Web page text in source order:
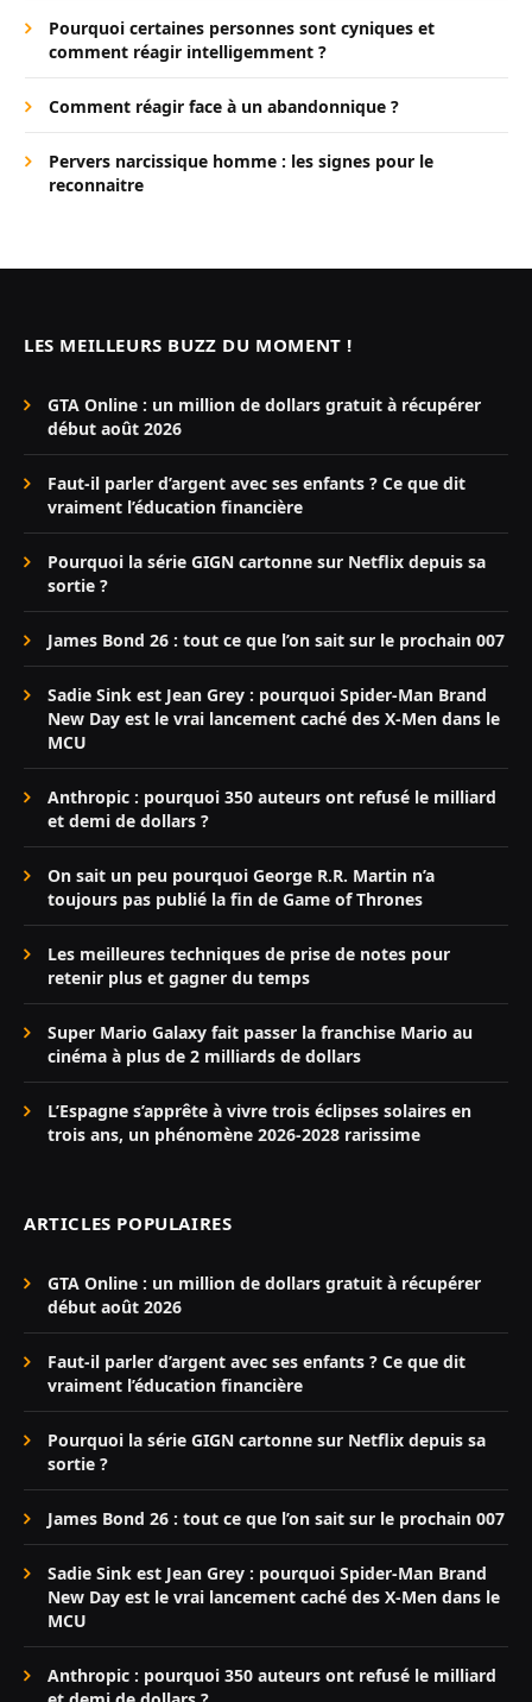
Pourquoi certaines personnes sont cyniques et
comment réagir intelligemment ?
Comment réagir face à un abandonnique ?
Pervers narcissique homme : les signes pour le
reconnaitre
LES MEILLEURS BUZZ DU MOMENT !
GTA Online : un million de dollars gratuit à récupérer
début août 2026
Faut-il parler d’argent avec ses enfants ? Ce que dit
vraiment l’éducation financière
Pourquoi la série GIGN cartonne sur Netflix depuis sa
sortie ?
James Bond 26 : tout ce que l’on sait sur le prochain 007
Sadie Sink est Jean Grey : pourquoi Spider-Man Brand
New Day est le vrai lancement caché des X-Men dans le
MCU
Anthropic : pourquoi 350 auteurs ont refusé le milliard
et demi de dollars ?
On sait un peu pourquoi George R.R. Martin n’a
toujours pas publié la fin de Game of Thrones
Les meilleures techniques de prise de notes pour
retenir plus et gagner du temps
Super Mario Galaxy fait passer la franchise Mario au
cinéma à plus de 2 milliards de dollars
L’Espagne s’apprête à vivre trois éclipses solaires en
trois ans, un phénomène 2026-2028 rarissime
ARTICLES POPULAIRES
GTA Online : un million de dollars gratuit à récupérer
début août 2026
Faut-il parler d’argent avec ses enfants ? Ce que dit
vraiment l’éducation financière
Pourquoi la série GIGN cartonne sur Netflix depuis sa
sortie ?
James Bond 26 : tout ce que l’on sait sur le prochain 007
Sadie Sink est Jean Grey : pourquoi Spider-Man Brand
New Day est le vrai lancement caché des X-Men dans le
MCU
Anthropic : pourquoi 350 auteurs ont refusé le milliard